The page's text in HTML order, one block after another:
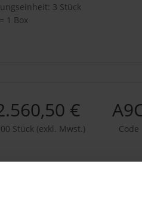
3 Stück
1 Box
€
Stück (exkl. Mwst.) Code